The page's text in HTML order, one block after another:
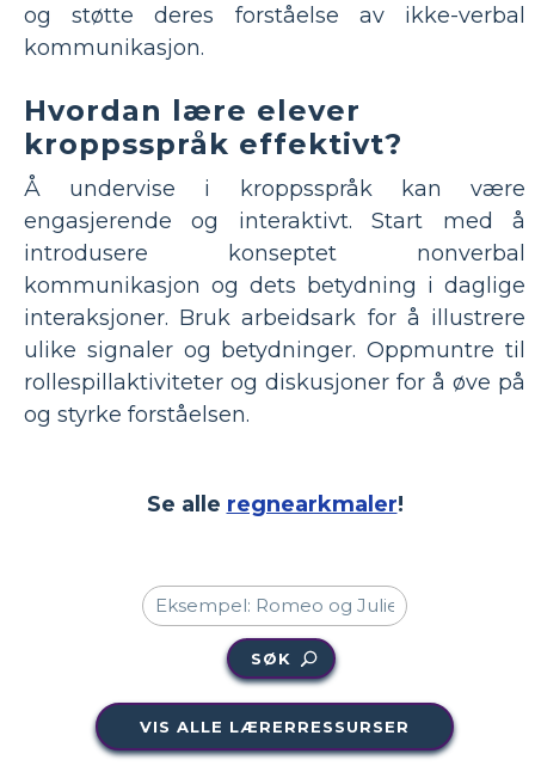
og støtte deres forståelse av ikke-verbal
kommunikasjon.
Hvordan lære elever
kroppsspråk effektivt?
Å undervise i kroppsspråk kan være
engasjerende og interaktivt. Start med å
introdusere konseptet nonverbal
kommunikasjon og dets betydning i daglige
interaksjoner. Bruk arbeidsark for å illustrere
ulike signaler og betydninger. Oppmuntre til
rollespillaktiviteter og diskusjoner for å øve på
og styrke forståelsen.
Se alle regnearkmaler!
SØK
VIS ALLE LÆRERRESSURSER